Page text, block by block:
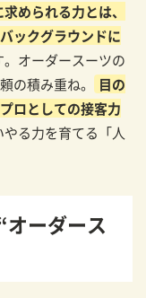
められる力とは、
ックグラウンドに
。オーダースーツの
の積み重ね。
目の
ロとしての接客力
る力を育てる「人
ーダース